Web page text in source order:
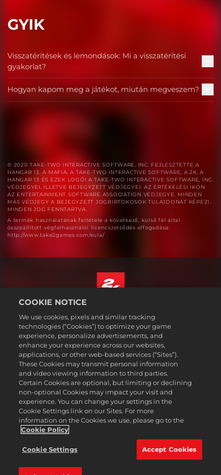
GYIK
Visszatérítések és lemondások: Mi a visszatérítési
gyakorlat?
Hogyan kapom meg a játékot, miután megveszem?
© 2020 TAKE-TWO INTERACTIVE SOFTWARE, INC. FEJLESZTETTE A
HANGAR 13. A MAFIA, A TAKE-TWO INTERACTIVE SOFTWARE, A 2K, A
HANGAR 13 ÉS EZEK LOGÓI A TAKE-TWO INTERACTIVE SOFTWARE, INC.
VÉDJEGYEI, ILLETVE BEJEGYZETT VÉDJEGYEI. AZ ÉRTÉKELÉSI IKON
AZ ENTERTAINMENT SOFTWARE ASSOCIATION VÉDJEGYE. MINDEN
MÁS VÉDJEGY A BEJEGYZETT JOGBIRTOKOSOK TULAJDONÁT KÉPEZI.
MINDEN JOG FENNTARTVA.
A termék használatának feltétele a következő, külső fél által
összeállított végfelhasználói licencszerződés elfogadása:
http://www.take2games.com/eula/
Jogi dokumentumok
Adatvédelmi elvek
Sütikezelési elvek
Támogatás
Ne adják el és ne osszák meg a személyes adataimat
Order Lookup & Refunds
2K Ad Partners
©2016-2026 Take-Two Interactive Software Inc. 2K, Firaxis Games,
Civilization, and their respective logos are trademarks of Take-Two
Interactive Software, Inc. All rights reserved.
kizárólagos tulajdonát képezi.
Magyar
COOKIE NOTICE
We use cookies, pixels and similar tracking
technologies (“Cookies”) to optimize your game
experience, personalize advertisements, and
enhance your experience across our websites,
applications, or other web-based services (“Sites”).
These Cookies may transmit personal information
and video viewing information to third parties.
Certain Cookies are optional, but limiting or declining
non-optional Cookies may impact your visit and
experience. You can change your settings in the
Cookie Settings link on our Sites. For more
information on the Cookies we use, please go to the
Cookie Policy
Cookie Settings Accept Cookies